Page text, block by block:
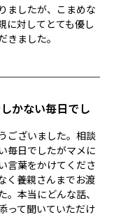
ましたが、こまめな
に対してとても優し
きました。
かない毎日でし
ございました。相談
毎日でしたがマメに
言葉をかけてくださ
く養親さんまでお渡
。本当にどんな話、
って聞いていただけ